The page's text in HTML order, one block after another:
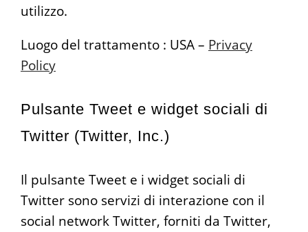
utilizzo.
Luogo del trattamento : USA – Privacy
Policy
Pulsante Tweet e widget sociali di
Twitter (Twitter, Inc.)
Il pulsante Tweet e i widget sociali di
Twitter sono servizi di interazione con il
social network Twitter, forniti da Twitter,